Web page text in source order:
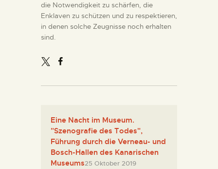
die Notwendigkeit zu schärfen, die
Enklaven zu schützen und zu respektieren,
in denen solche Zeugnisse noch erhalten
sind.
Eine Nacht im Museum.
"Szenografie des Todes",
Führung durch die Verneau- und
Bosch-Hallen des Kanarischen
Museums25 Oktober 2019